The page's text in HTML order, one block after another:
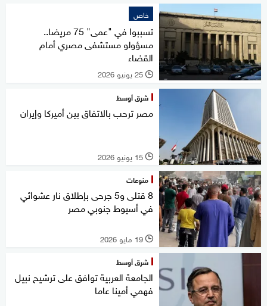
خاص
تسببوا في "عمى" 75 مريضا..
مسؤولو مستشفى مصري أمام
القضاء
l 25 يونيو 2026
شرق أوسط
مصر ترحب بالاتفاق بين أميركا وإيران
l 15 يونيو 2026
منوعات
8 قتلى و5 جرحى بإطلاق نار عشوائي
في أسيوط جنوبي مصر
l 19 مايو 2026
شرق أوسط
الجامعة العربية توافق على ترشيح نبيل
فهمي أمينا عاما